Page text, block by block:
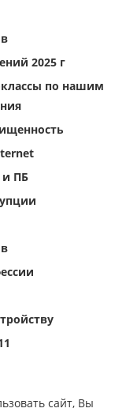
2025 г
по нашим
ПБ
сайт, Вы